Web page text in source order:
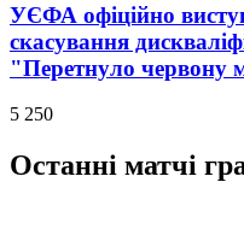
УЄФА офіційно
скасування
"Перетнуло червону
5 250
Останні матчі